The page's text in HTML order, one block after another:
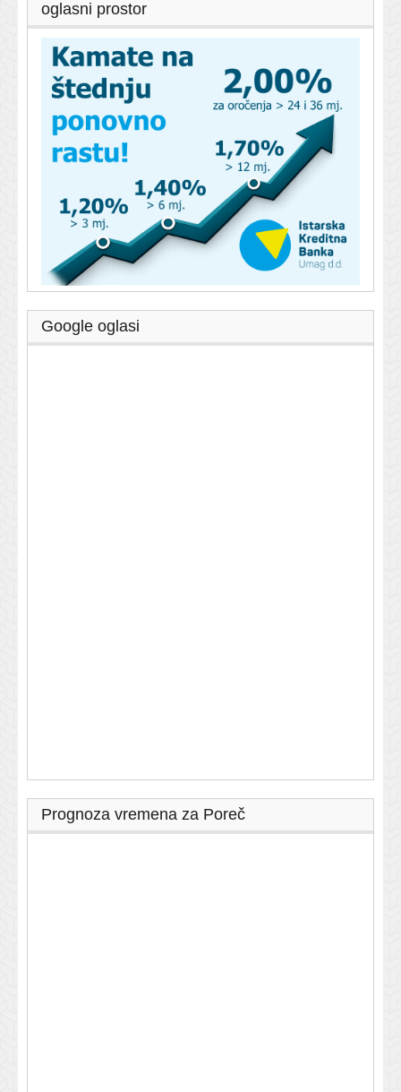
oglasni prostor
Google oglasi
Prognoza vremena za Poreč